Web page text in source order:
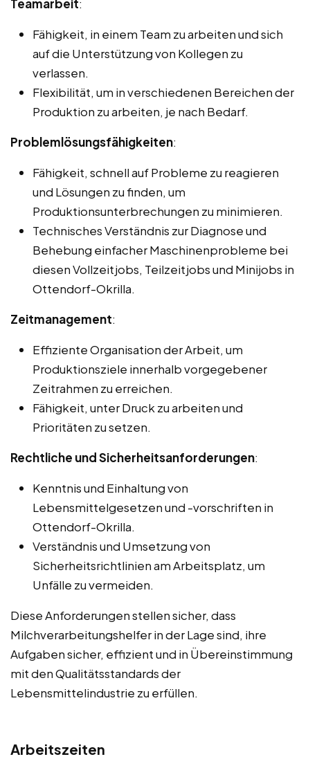
Teamarbeit:
Fähigkeit, in einem Team zu arbeiten und sich
auf die Unterstützung von Kollegen zu
verlassen.
Flexibilität, um in verschiedenen Bereichen der
Produktion zu arbeiten, je nach Bedarf.
Problemlösungsfähigkeiten:
Fähigkeit, schnell auf Probleme zu reagieren
und Lösungen zu finden, um
Produktionsunterbrechungen zu minimieren.
Technisches Verständnis zur Diagnose und
Behebung einfacher Maschinenprobleme bei
diesen Vollzeitjobs, Teilzeitjobs und Minijobs in
Ottendorf-Okrilla.
Zeitmanagement:
Effiziente Organisation der Arbeit, um
Produktionsziele innerhalb vorgegebener
Zeitrahmen zu erreichen.
Fähigkeit, unter Druck zu arbeiten und
Prioritäten zu setzen.
Rechtliche und Sicherheitsanforderungen:
Kenntnis und Einhaltung von
Lebensmittelgesetzen und -vorschriften in
Ottendorf-Okrilla.
Verständnis und Umsetzung von
Sicherheitsrichtlinien am Arbeitsplatz, um
Unfälle zu vermeiden.
Diese Anforderungen stellen sicher, dass
Milchverarbeitungshelfer in der Lage sind, ihre
Aufgaben sicher, effizient und in Übereinstimmung
mit den Qualitätsstandards der
Lebensmittelindustrie zu erfüllen.
Arbeitszeiten